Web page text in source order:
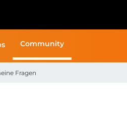
Community
Fragen